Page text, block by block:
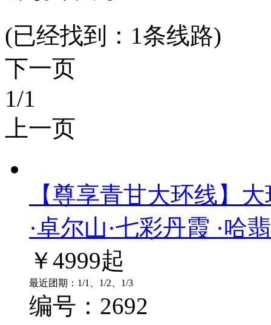
(已经找到： 1条线路)
下一页
1/1
上一页
【尊享青甘大环线】
·卓尔山·七彩丹霞 ·哈
￥4999起
最近团期：1/1、1/2、1/3
编号：2692